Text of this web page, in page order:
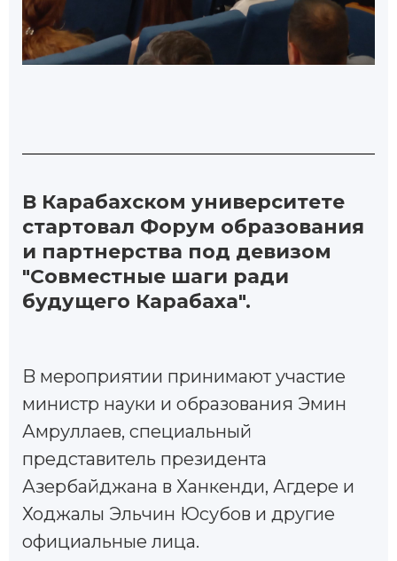
В Карабахском университете
стартовал Форум образования
и партнерства под девизом
"Совместные шаги ради
будущего Карабаха".
B мероприятии принимают участие
министр науки и образования Эмин
Амруллаев, специальный
представитель президента
Азербайджана в Ханкенди, Агдере и
Ходжалы Эльчин Юсубов и другие
официальные лица.